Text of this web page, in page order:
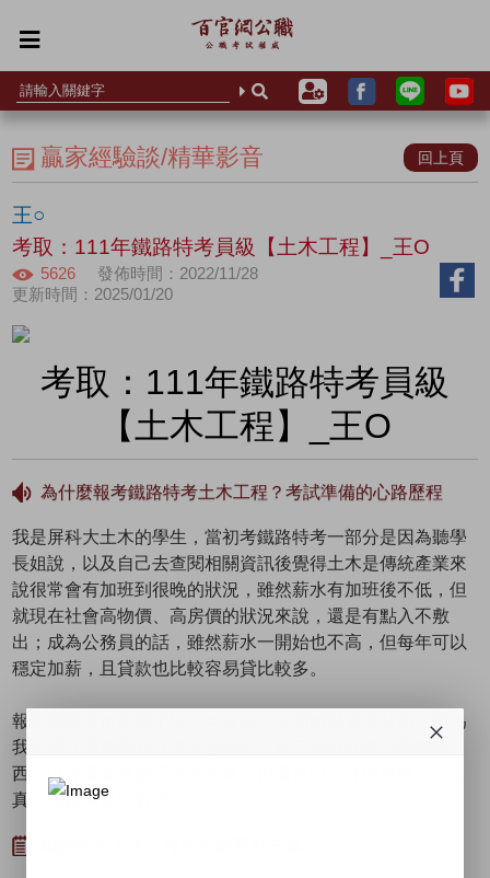
贏家經驗談/精華影音 回上頁
王○
考取：111年鐵路特考員級【土木工程】_王O
5626
發佈時間：2022/11/28
更新時間：2025/01/20
考取：111年鐵路特考員級
【土木工程】_王O
為什麼報考鐵路特考土木工程？考試準備的心路歷程
我是屏科大土木的學生，當初考鐵路特考一部分是因為聽學
長姐說，以及自己去查閱相關資訊後覺得土木是傳統產業來
說很常會有加班到很晚的狀況，雖然薪水有加班後不低，但
就現在社會高物價、高房價的狀況來說，還是有點入不敷
出；成為公務員的話，雖然薪水一開始也不高，但每年可以
穩定加薪，且貸款也比較容易貸比較多。
報名後我大概準備了快一年左右，中間雖然滿辛苦的，因為
我是還在學期間就在準這些考試，除了讀百官網公職的東
西，以外還要兼顧原本的課業，但還是咬著牙繼續撐下去，
真的很高興最後有考上。